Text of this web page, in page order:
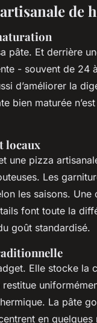
de
pâte. Et derrière
- souvent de 24
d’améliorer la
bien maturée
locaux
une pizza
Les
les saisons.
font toute la
goût standardisé.
Elle stocke la
La pâte
en